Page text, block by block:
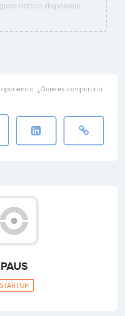
noticia disponible.
¿Quieres compartirlo
PAUS
STARTUP